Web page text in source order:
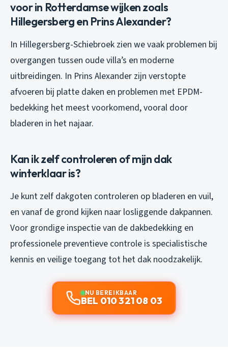
voor in Rotterdamse wijken zoals
Hillegersberg en Prins Alexander?
In Hillegersberg-Schiebroek zien we vaak problemen bij
overgangen tussen oude villa’s en moderne
uitbreidingen. In Prins Alexander zijn verstopte
afvoeren bij platte daken en problemen met EPDM-
bedekking het meest voorkomend, vooral door
bladeren in het najaar.
Kan ik zelf controleren of mijn dak
winterklaar is?
Je kunt zelf dakgoten controleren op bladeren en vuil,
en vanaf de grond kijken naar losliggende dakpannen.
Voor grondige inspectie van de dakbedekking en
professionele preventieve controle is specialistische
kennis en veilige toegang tot het dak noodzakelijk.
NU BEREIKBAAR
BEL 010 321 08 03